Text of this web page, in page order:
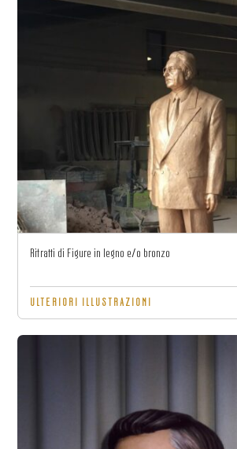
Ritratti di Figure in legno e/o bronzo
ULTERIORI ILLUSTRAZIONI